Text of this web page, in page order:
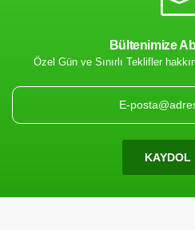
Filtrenize
Ürün
Bültenimize
Özel Gün ve Sınırlı Teklifler
KAYDOL